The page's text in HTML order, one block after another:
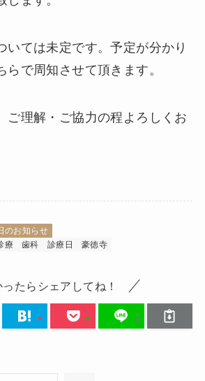
いては未定です。予定が分かり
らで周知させて頂きます。
ご理解・ご協力の程よろしくお
のお知らせ
療 歯科 診療日 豪徳寺
ったらシェアしてね！